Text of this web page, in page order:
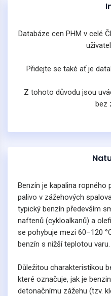
Databáze cen PHM v celé
Přidejte se také ať je
Z tohoto důvodu jsou
bez
Benzín je kapalina ropného
palivo v zážehových
typický benzín především
naftenů (cykloalkanů) a
se pohybuje mezi 60–120
benzín s nižší teplotou varu.
Důležitou charakteristikou
které označuje, jak je
detonačnímu zážehu (tzv.